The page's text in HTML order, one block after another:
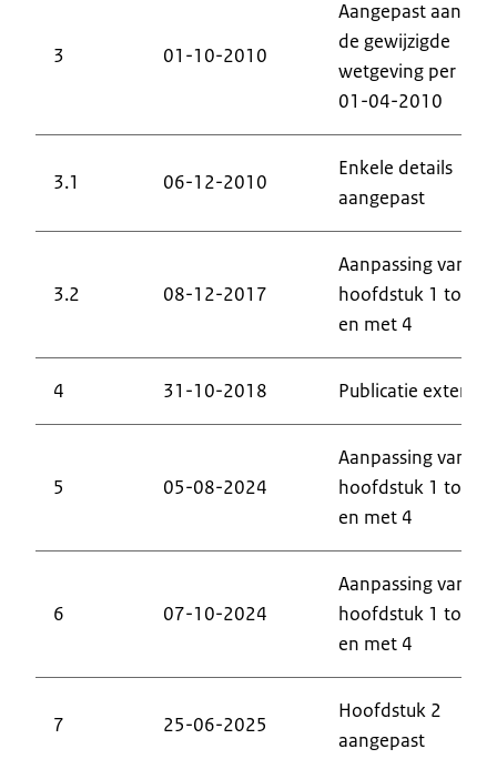
3 01-10-2010
Aangepast aan
de gewijzigde
wetgeving per
01-04-2010
3.1 06-12-2010
Enkele details
aangepast
3.2 08-12-2017
Aanpassing van
hoofdstuk 1 tot
en met 4
4 31-10-2018 Publicatie extern
5 05-08-2024
Aanpassing van
hoofdstuk 1 tot
en met 4
6 07-10-2024
Aanpassing van
hoofdstuk 1 tot
en met 4
7 25-06-2025
Hoofdstuk 2
aangepast